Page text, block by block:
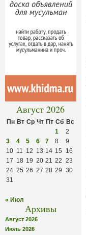
Август 2026
Пн Вт Ср Чт Пт Сб Вс
1
2
3
4 5 6 7 8
9
10 11 12 13 14 15
16
17 18 19 20 21 22 23
24 25 26 27 28 29 30
31
« Июл
Архивы
Август 2026
Июль 2026